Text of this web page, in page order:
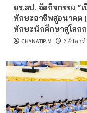
มร.ลป. จัดกิจกรรม “
ทักษะอาชีพสู่อนาคต
ทักษะนักศึกษาสู่โลก
CHANATIP.M 2 สัปดาห์